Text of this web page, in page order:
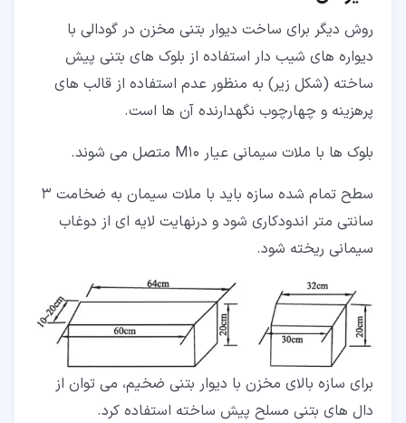
روش دیگر برای ساخت دیوار بتنی مخزن در گودالی با
دیواره های شیب دار استفاده از بلوک های بتنی پیش
ساخته (شکل زیر) به منظور عدم استفاده از قالب های
پرهزینه و چهارچوب نگهدارنده آن ها است.
بلوک ها با ملات سیمانی عیار M10 متصل می شوند.
سطح تمام شده سازه باید با ملات سیمان به ضخامت 3
سانتی متر اندودکاری شود و درنهایت لایه ای از دوغاب
سیمانی ریخته شود.
برای سازه بالای مخزن با دیوار بتنی ضخیم، می توان از
دال های بتنی مسلح پیش ساخته استفاده کرد.